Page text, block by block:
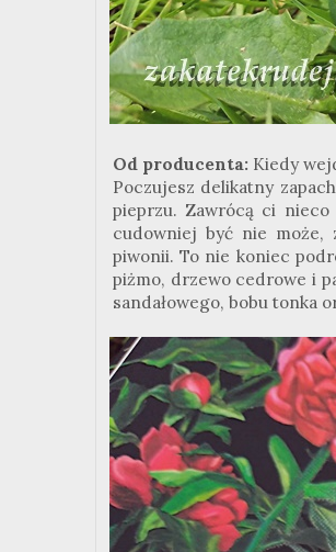
Od producenta: Kiedy
Poczujesz delikatny
pieprzu. Zawrócą ci
cudowniej być nie może,
piwonii. To nie koniec
piżmo, drzewo cedrowe i
sandałowego, bobu tonka